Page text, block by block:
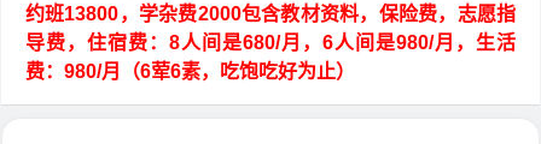
约班13800，学杂费2000包含教材资料，保险费，志愿指
导费，住宿费：8人间是680/月，6人间是980/月，生活
费：980/月（6荤6素，吃饱吃好为止）